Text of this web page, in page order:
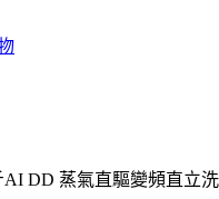
DD 蒸氣直驅變頻直立